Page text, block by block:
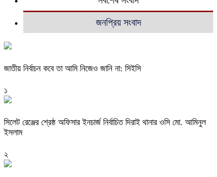
জনপ্রিয় সংবাদ
জাতীয় নির্বাচন কবে তা আমি নিজেও জানি না: সিইসি
১
‎সিলেট রেঞ্জের শ্রেষ্ঠ অফিসার ইনচার্জ নির্বাচিত দিরাই থানার ওসি মো. আমিনুল
ইসলাম
২